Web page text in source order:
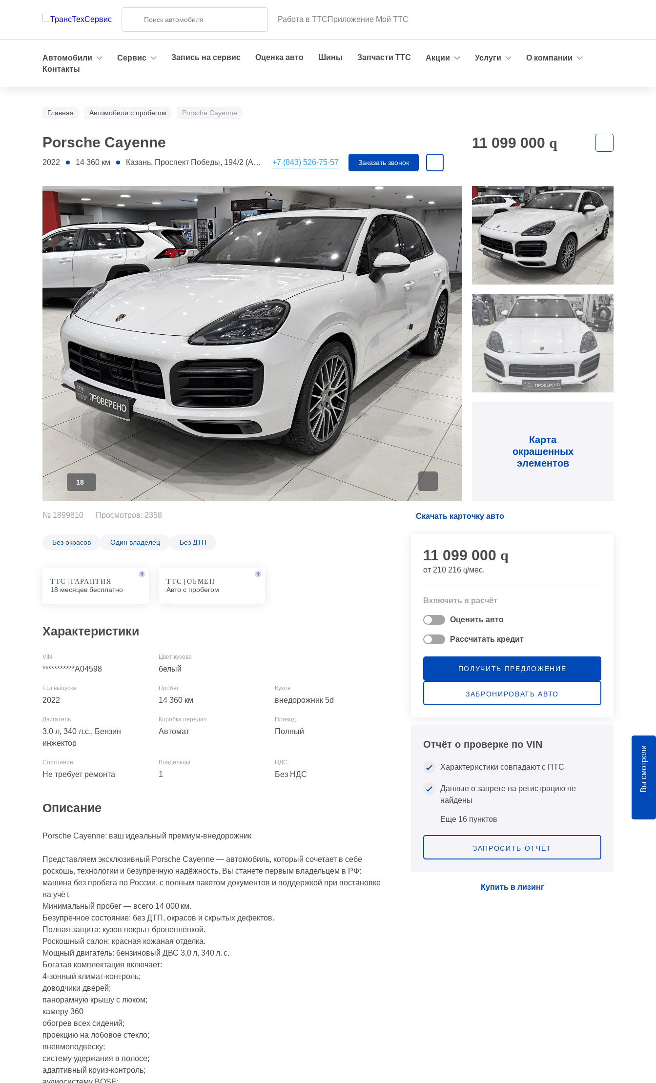
Работа в ТТСПриложение Мой ТТС
Автомобили Сервис Запись на сервис Оценка авто Шины Запчасти ТТС Акции Услуги
О компании
Контакты
Главная Автомобили с пробегом Porsche Cayenne
Porsche Cayenne
2022 14 360 км Казань, Проспект Победы, 194/2 (АС Toyota) +7 (843) 526-75-57 Заказать звонок
11 099 000 q
18
Карта
окрашенных
элементов
№ 1899810 Просмотров: 2358
Без окрасов Один владелец Без ДТП
ТТС ГАРАНТИЯ
18 месяцев бесплатно
?
ТТС ОБМЕН
Авто с пробегом
?
Характеристики
***********A04598 белый
2022 14 360 км внедорожник 5d
3.0 л, 340 л.с., Бензин
инжектор
Автомат Полный
Не требует ремонта 1 Без НДС
Описание
Porsche Cayenne: ваш идеальный премиум‑внедорожник
Представляем эксклюзивный Porsche Cayenne — автомобиль, который сочетает в себе
роскошь, технологии и безупречную надёжность. Вы станете первым владельцем в РФ:
машина без пробега по России, с полным пакетом документов и поддержкой при постановке
на учёт.
Минимальный пробег — всего 14 000 км.
Безупречное состояние: без ДТП, окрасов и скрытых дефектов.
Полная защита: кузов покрыт бронеплёнкой.
Роскошный салон: красная кожаная отделка.
Мощный двигатель: бензиновый ДВС 3,0 л, 340 л. с.
Богатая комплектация включает:
4‑зонный климат‑контроль;
доводчики дверей;
панорамную крышу с люком;
камеру 360
обогрев всех сидений;
проекцию на лобовое стекло;
пневмоподвеску;
систему удержания в полосе;
адаптивный круиз‑контроль;
Скачать карточку авто
11 099 000 q
от 210 216 q/мес.
Включить в расчёт
Оценить авто
Рассчитать кредит
ПОЛУЧИТЬ ПРЕДЛОЖЕНИЕ
ЗАБРОНИРОВАТЬ АВТО
Отчёт о проверке по VIN
Характеристики совпадают с ПТС
Данные о запрете на регистрацию не
найдены
Еще 16 пунктов
ЗАПРОСИТЬ ОТЧЁТ
Купить в лизинг
Вы смотрели